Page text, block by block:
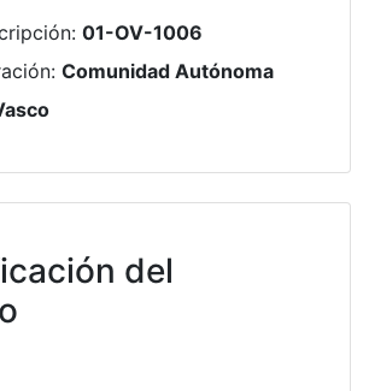
: 01-OV-1006
: Comunidad Autónoma
del